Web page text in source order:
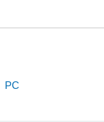
PC